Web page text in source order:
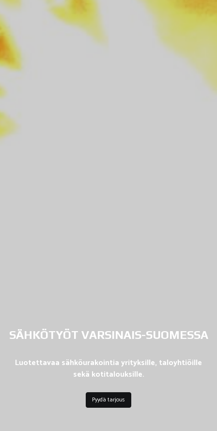
SÄHKÖTYÖT VARSINAIS-SUOMESSA
Luotettavaa sähköurakointia yrityksille, taloyhtiöille
sekä kotitalouksille.
Pyydä tarjous